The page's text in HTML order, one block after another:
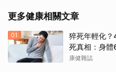
更多健康相關文章
01
猝死年輕化
死真相：身
康健雜誌